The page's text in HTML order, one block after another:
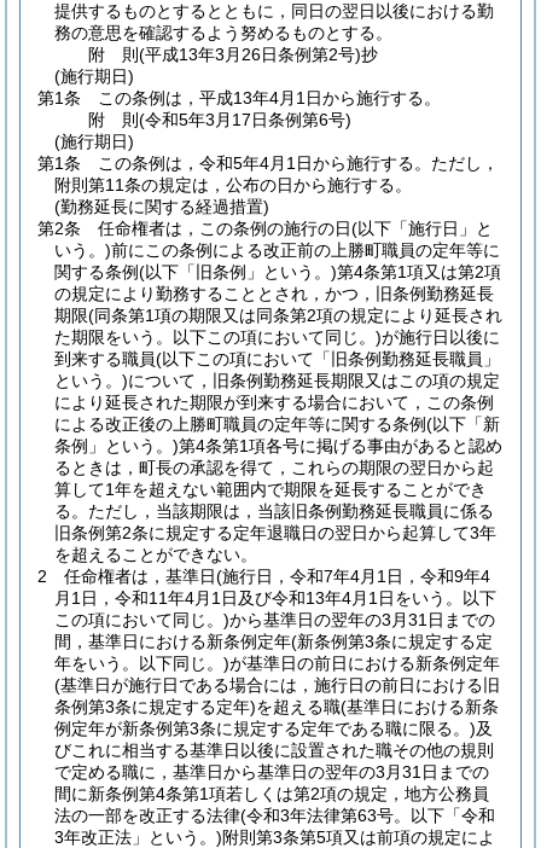
提供するものとするとともに，同日の翌日以後における勤
務の意思を確認するよう努めるものとする。
附 則(平成13年3月26日条例第2号)抄
(施行期日)
第1条
この条例は，平成13年4月1日から施行する。
附 則(令和5年3月17日条例第6号)
(施行期日)
第1条
この条例は，令和5年4月1日から施行する。 ただし，
附則第11条の規定は，公布の日から施行する。
(勤務延長に関する経過措置)
第2条
任命権者は，この条例の施行の日(以下「施行日」と
いう。)前にこの条例による改正前の上勝町職員の定年等に
関する条例(以下「旧条例」という。)第4条第1項又は第2項
の規定により勤務することとされ，かつ，旧条例勤務延長
期限(同条第1項の期限又は同条第2項の規定により延長され
た期限をいう。以下この項において同じ。)が施行日以後に
到来する職員(以下この項において「旧条例勤務延長職員」
という。)について，旧条例勤務延長期限又はこの項の規定
により延長された期限が到来する場合において，この条例
による改正後の上勝町職員の定年等に関する条例(以下「新
条例」という。)第4条第1項各号に掲げる事由があると認め
るときは，町長の承認を得て，これらの期限の翌日から起
算して1年を超えない範囲内で期限を延長することができ
る。 ただし，当該期限は，当該旧条例勤務延長職員に係る
旧条例第2条に規定する定年退職日の翌日から起算して3年
を超えることができない。
2
任命権者は，基準日(施行日，令和7年4月1日，令和9年4
月1日，令和11年4月1日及び令和13年4月1日をいう。以下
この項において同じ。)から基準日の翌年の3月31日までの
間，基準日における新条例定年(新条例第3条に規定する定
年をいう。以下同じ。)が基準日の前日における新条例定年
(基準日が施行日である場合には，施行日の前日における旧
条例第3条に規定する定年)を超える職(基準日における新条
例定年が新条例第3条に規定する定年である職に限る。)及
びこれに相当する基準日以後に設置された職その他の規則
で定める職に，基準日から基準日の翌年の3月31日までの
間に新条例第4条第1項若しくは第2項の規定，地方公務員
法の一部を改正する法律(令和3年法律第63号。以下「令和
3年改正法」という。)附則第3条第5項又は前項の規定によ